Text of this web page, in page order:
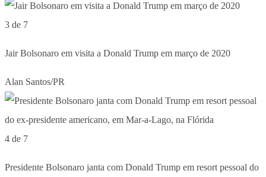
3 de 7
Jair Bolsonaro em visita a Donald Trump em março de 2020
Alan Santos/PR
4 de 7
Presidente Bolsonaro janta com Donald Trump em resort pessoal do